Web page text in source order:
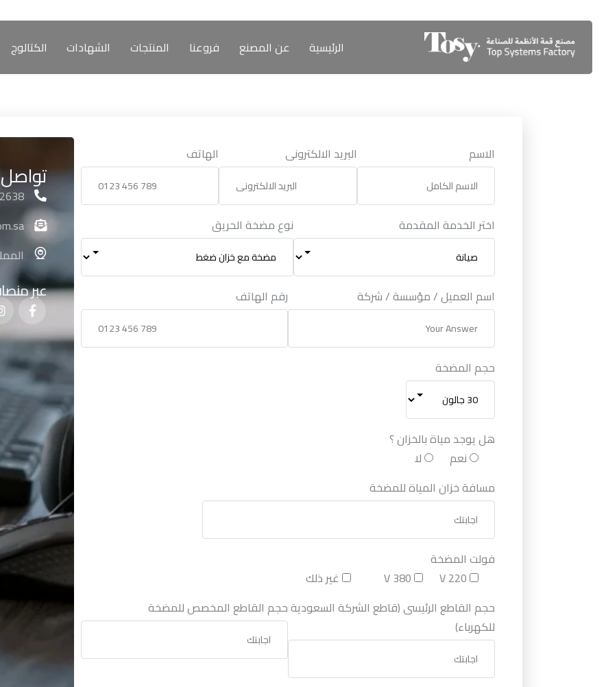
الرئيسية عن المصنع فروعنا المنتجات الشهادات الكتالوج
الاسم البريد الالكترونى الهاتف
اختر الخدمة المقدمة نوع مضخة الحريق
اسم العميل / مؤسسة / شركة رقم الهاتف
حجم المضخة
هل يوجد مياة بالخزان ؟
نعم
لا
مسافة خزان المياة للمضخة
فولت المضخة
220 V
380 V
غير ذلك
حجم القاطع الرئيسى (قاطع الشركة السعودية
للكهرباء)
حجم القاطع المخصص للمضخة
عبر